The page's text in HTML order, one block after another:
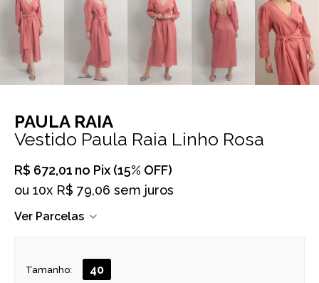
PAULA RAIA
Vestido Paula Raia Linho Rosa
R$ 672,01 no Pix (15% OFF)
ou 10x R$ 79,06 sem juros
Ver Parcelas
Tamanho: 40